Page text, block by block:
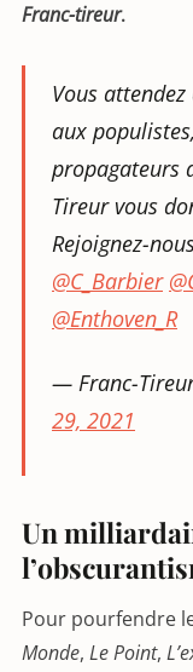
Franc-tireur.
Vous
aux
propagateurs
Tireur vous
Rejoignez-
@C_Barbier
@Enthoven_R
— Franc-
29, 2021
Un
Pour pourfendre
Monde, Le Point,